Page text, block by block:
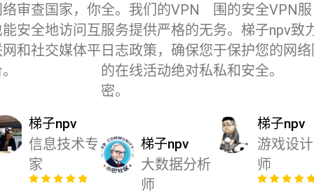
审查国家，你
安全地访问互
和社交媒体平
梯子npv
信息技术专
家
全。我们的VPN
服务提供严格的无
日志政策，确保您
的在线活动绝对私
密。
梯子npv
大数据分析
师
围的安全VPN服
务。梯子npv致
于保护您的网
私和安全。
梯子npv
游戏设计
师